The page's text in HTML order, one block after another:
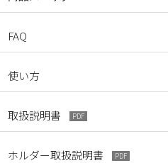
FAQ
使い方
取扱説明書 PDF
ホルダー取扱説明書 PDF